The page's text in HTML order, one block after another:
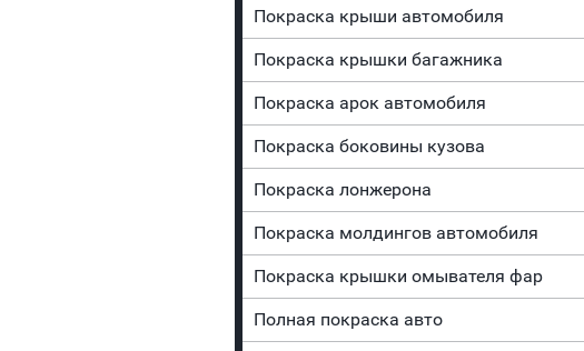
Покраска крыши автомобиля
Покраска крышки багажника
Покраска арок автомобиля
Покраска боковины кузова
Покраска лонжерона
Покраска молдингов автомобиля
Покраска крышки омывателя фар
Полная покраска авто